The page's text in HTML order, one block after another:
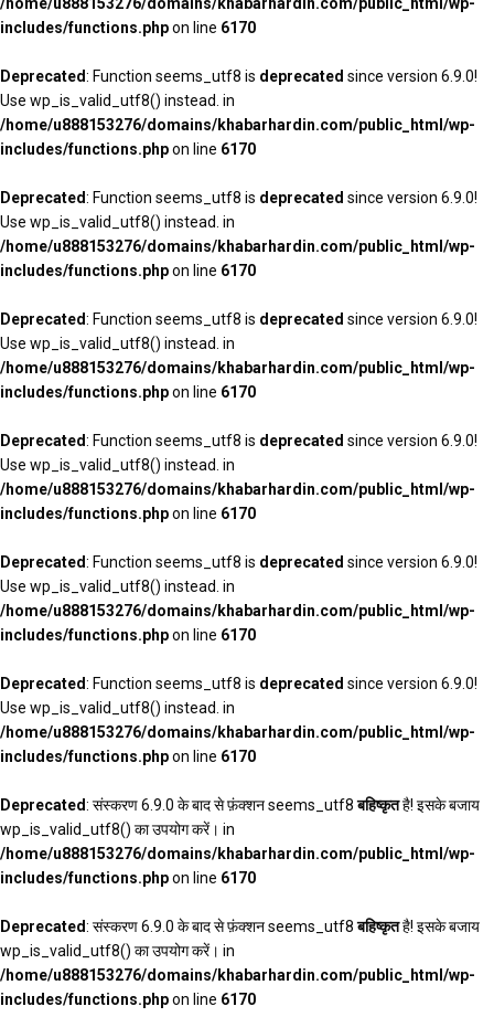
includes/functions.phpon line 6170
Deprecated: Function seems_utf8 is deprecated since version 6.9.0!
Use wp_is_valid_utf8() instead. in
/home/u888153276/domains/khabarhardin.com/public_html/wp-
includes/functions.phpon line 6170
Deprecated: Function seems_utf8 is deprecated since version 6.9.0!
Use wp_is_valid_utf8() instead. in
/home/u888153276/domains/khabarhardin.com/public_html/wp-
includes/functions.phpon line 6170
Deprecated: Function seems_utf8 is deprecated since version 6.9.0!
Use wp_is_valid_utf8() instead. in
/home/u888153276/domains/khabarhardin.com/public_html/wp-
includes/functions.phpon line 6170
Deprecated: Function seems_utf8 is deprecated since version 6.9.0!
Use wp_is_valid_utf8() instead. in
/home/u888153276/domains/khabarhardin.com/public_html/wp-
includes/functions.phpon line 6170
Deprecated: Function seems_utf8 is deprecated since version 6.9.0!
Use wp_is_valid_utf8() instead. in
/home/u888153276/domains/khabarhardin.com/public_html/wp-
includes/functions.phpon line 6170
Deprecated: Function seems_utf8 is deprecated since version 6.9.0!
Use wp_is_valid_utf8() instead. in
/home/u888153276/domains/khabarhardin.com/public_html/wp-
includes/functions.phpon line 6170
Deprecated: संस्करण 6.9.0 के बाद से फ़ंक्शन seems_utf8बहिष्कृतहै! इसके बजाय
wp_is_valid_utf8() का उपयोग करें। in
/home/u888153276/domains/khabarhardin.com/public_html/wp-
includes/functions.phpon line 6170
Deprecated: संस्करण 6.9.0 के बाद से फ़ंक्शन seems_utf8बहिष्कृतहै! इसके बजाय
wp_is_valid_utf8() का उपयोग करें। in
/home/u888153276/domains/khabarhardin.com/public_html/wp-
includes/functions.phpon line 6170